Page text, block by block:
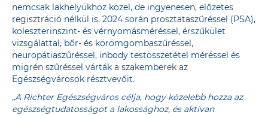
nemcsak lakhelyükhöz közel, de ingyenesen, előzetes
regisztráció nélkül is. 2024 során prosztataszűréssel (PSA),
koleszterinszint- és vérnyomásméréssel, érszűkület
vizsgálattal, bőr- és körömgombaszűréssel,
neuropátiaszűréssel, inbody testösszetétel méréssel és
migrén szűréssel várták a szakemberek az
Egészségvárosok résztvevőit.
„A Richter Egészségváros célja, hogy közelebb hozza az
egészségtudatosságot a lakossághoz, és aktívan